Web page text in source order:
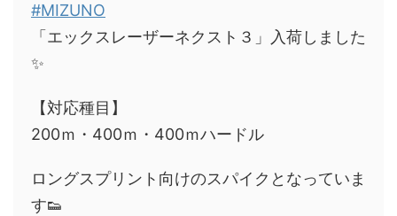
#MIZUNO
「エックスレーザーネクスト３」入荷しました
✨
【対応種目】
200ｍ・400ｍ・400ｍハードル
ロングスプリント向けのスパイクとなっていま
す👟